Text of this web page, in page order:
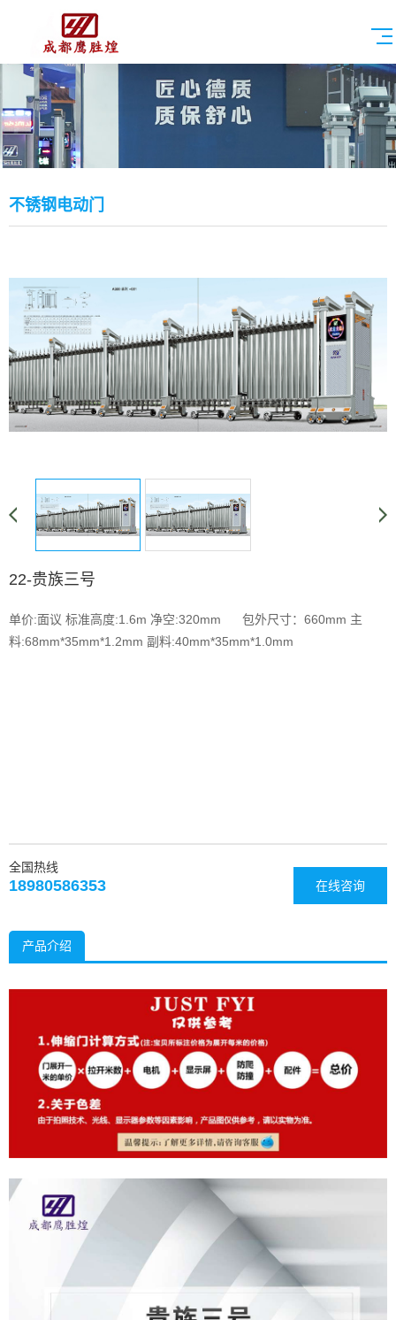
不锈钢电动门
22-贵族三号
单价:面议 标准高度:1.6m 净空:320mm 包外尺寸：660mm 主
料:68mm*35mm*1.2mm 副料:40mm*35mm*1.0mm
在线咨询
全国热线
18980586353
产品介绍